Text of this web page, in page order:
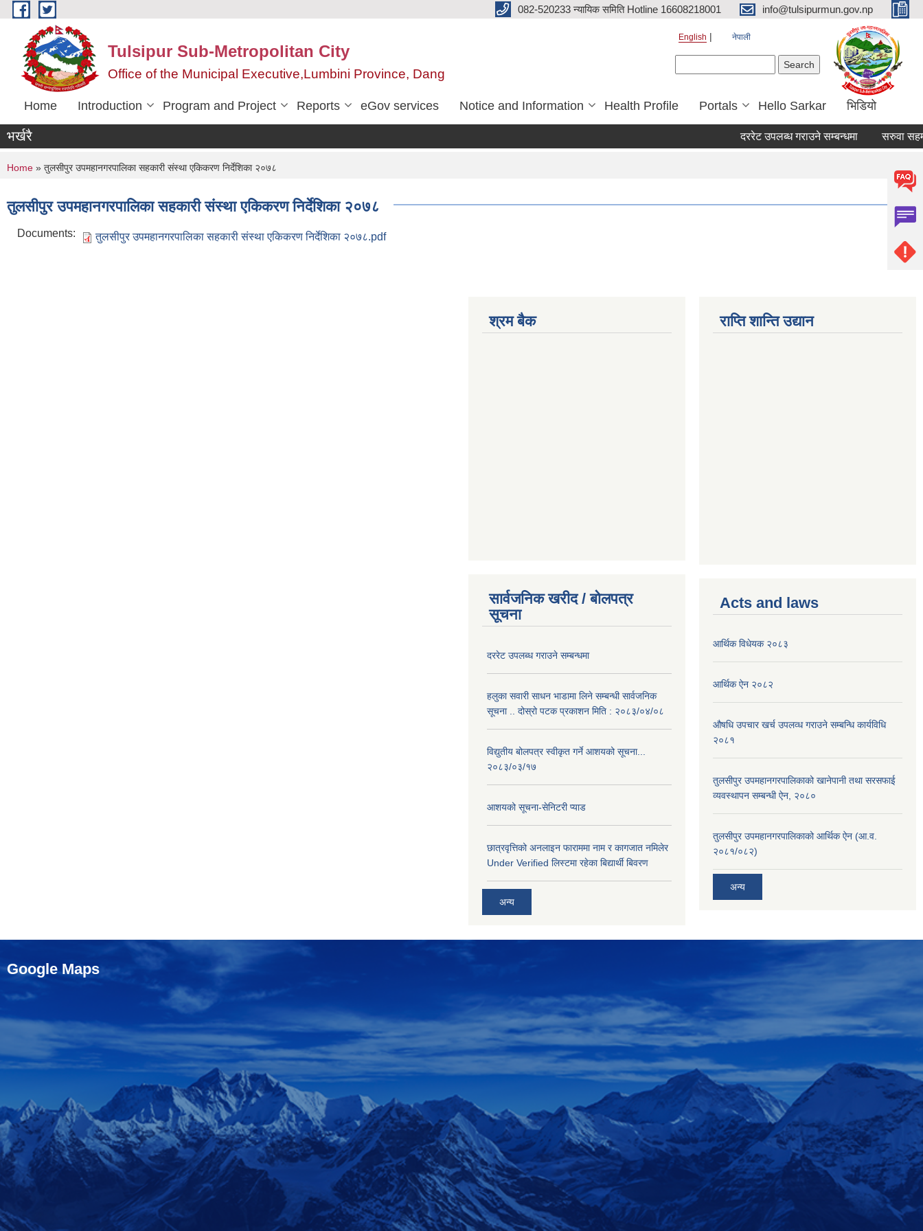
Skip to main content 082-520233 न्यायिक समिति Hotline 16608218001 info@tulsipurmun.gov.np
Tulsipur Sub-Metropolitan City
Office of the Municipal Executive,Lumbini Province, Dang
English नेपाली
Home Introduction Program and Project Reports eGov services Notice and Information Health Profile Portals Hello Sarkar भिडियो
भर्खरै दररेट उपलब्ध गराउने सम्बन्धमा सरुवा
You are here
Home » तुलसीपुर उपमहानगरपालिका सहकारी संस्था एकिकरण निर्देशिका २०७८
तुलसीपुर उपमहानगरपालिका सहकारी संस्था एकिकरण निर्देशिका २०७८
Documents: तुलसीपुर उपमहानगरपालिका सहकारी संस्था एकिकरण निर्देशिका २०७८.pdf
श्रम बैक
सार्वजनिक खरीद / बोलपत्र
सूचना
दररेट उपलब्ध गराउने सम्बन्धमा
हलुका सवारी साधन भाडामा लिने सम्बन्धी सार्वजनिक
सूचना .. दोस्रो पटक प्रकाशन मिति : २०८३/०४/०८
विद्युतीय बोलपत्र स्वीकृत गर्ने आशयको सूचना...
२०८३/०३/१७
आशयको सूचना-सेनिटरी प्याड
छात्रवृत्तिको अनलाइन फाराममा नाम र कागजात नमिलेर
Under Verified लिस्टमा रहेका बिद्यार्थी बिवरण
अन्य
राप्ति शान्ति उद्यान
Acts and laws
आर्थिक विधेयक २०८३
आर्थिक ऐन २०८२
औषधि उपचार खर्च उपलव्ध गराउने सम्बन्धि कार्यविधि
२०८१
तुलसीपुर उपमहानगरपालिकाको खानेपानी तथा सरसफाई
व्यवस्थापन सम्बन्धी ऐन, २०८०
तुलसीपुर उपमहानगरपालिकाको आर्थिक ऐन (आ.व.
२०८१/०८२)
अन्य
Google Maps